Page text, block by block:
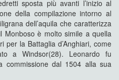
sposta più avanti l’inizio al
della compilazione intorno al
dell’aquila che caratterizza
è molto simile a quella
per la Battaglia d’Anghiari, come
a Windsor(28). Leonardo fu
commissione dal 1504 alla sua